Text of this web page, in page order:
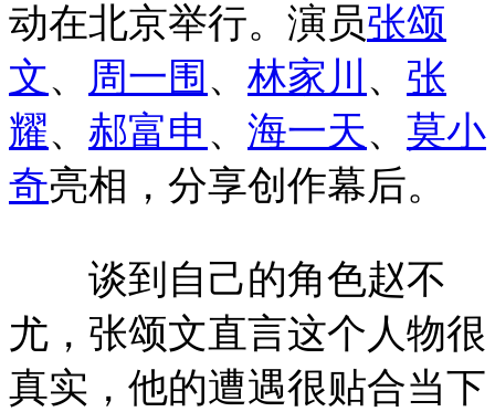
动在北京举行。演员张颂
文、 周一围 、 林家川 、 张
耀、 郝富申 、 海一天、 莫小
奇亮相，分享创作幕后。
谈到自己的角色赵不
尤，张颂文直言这个人物很
真实，他的遭遇很贴合当下